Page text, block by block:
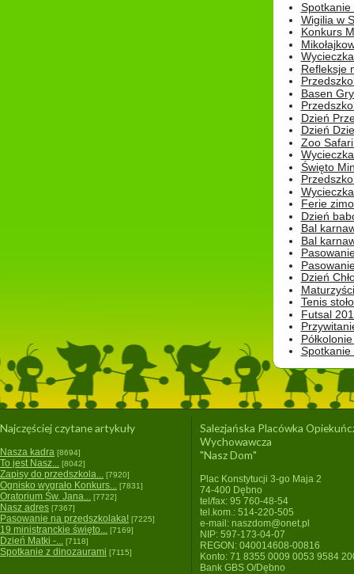
Spotkanie
Wigilia w
Konkurs
Refleksje
Basen
Dzień
Dzień
Zoo
Święto
Ferie
Dzień
Bal
Bal
Dzień
Tenis
Futsal
Najczęściej czytane artykuły
Nasza kadra [8694]
To jest Nasz... [8042]
Zapisy do przedszkola... [7920]
Ognisko wygrało Konkurs... [7831]
Oratorium Św. Jana... [7722]
Nasz adres [7367]
Pasowanie na przedszkolaka! [7225]
19 ministranckie święto... [7169]
Dzień Matki -... [7118]
Spotkanie z dinozaurami [7115]
Salezjańska Placówka
Wychowawcza
"Nasz Dom"
Plac Konstytucji 3-go Maja 2
74-400 Dębno
tel/fax: 95 760-48-54
tel.kom.: 514-220-505
e-mail: naszdom@onet.pl
NIP: 597-173-04-07
REGON: 040014608-00816
Konto: 71 8355 0009 0053 9584
Bank GBS O/Dębno